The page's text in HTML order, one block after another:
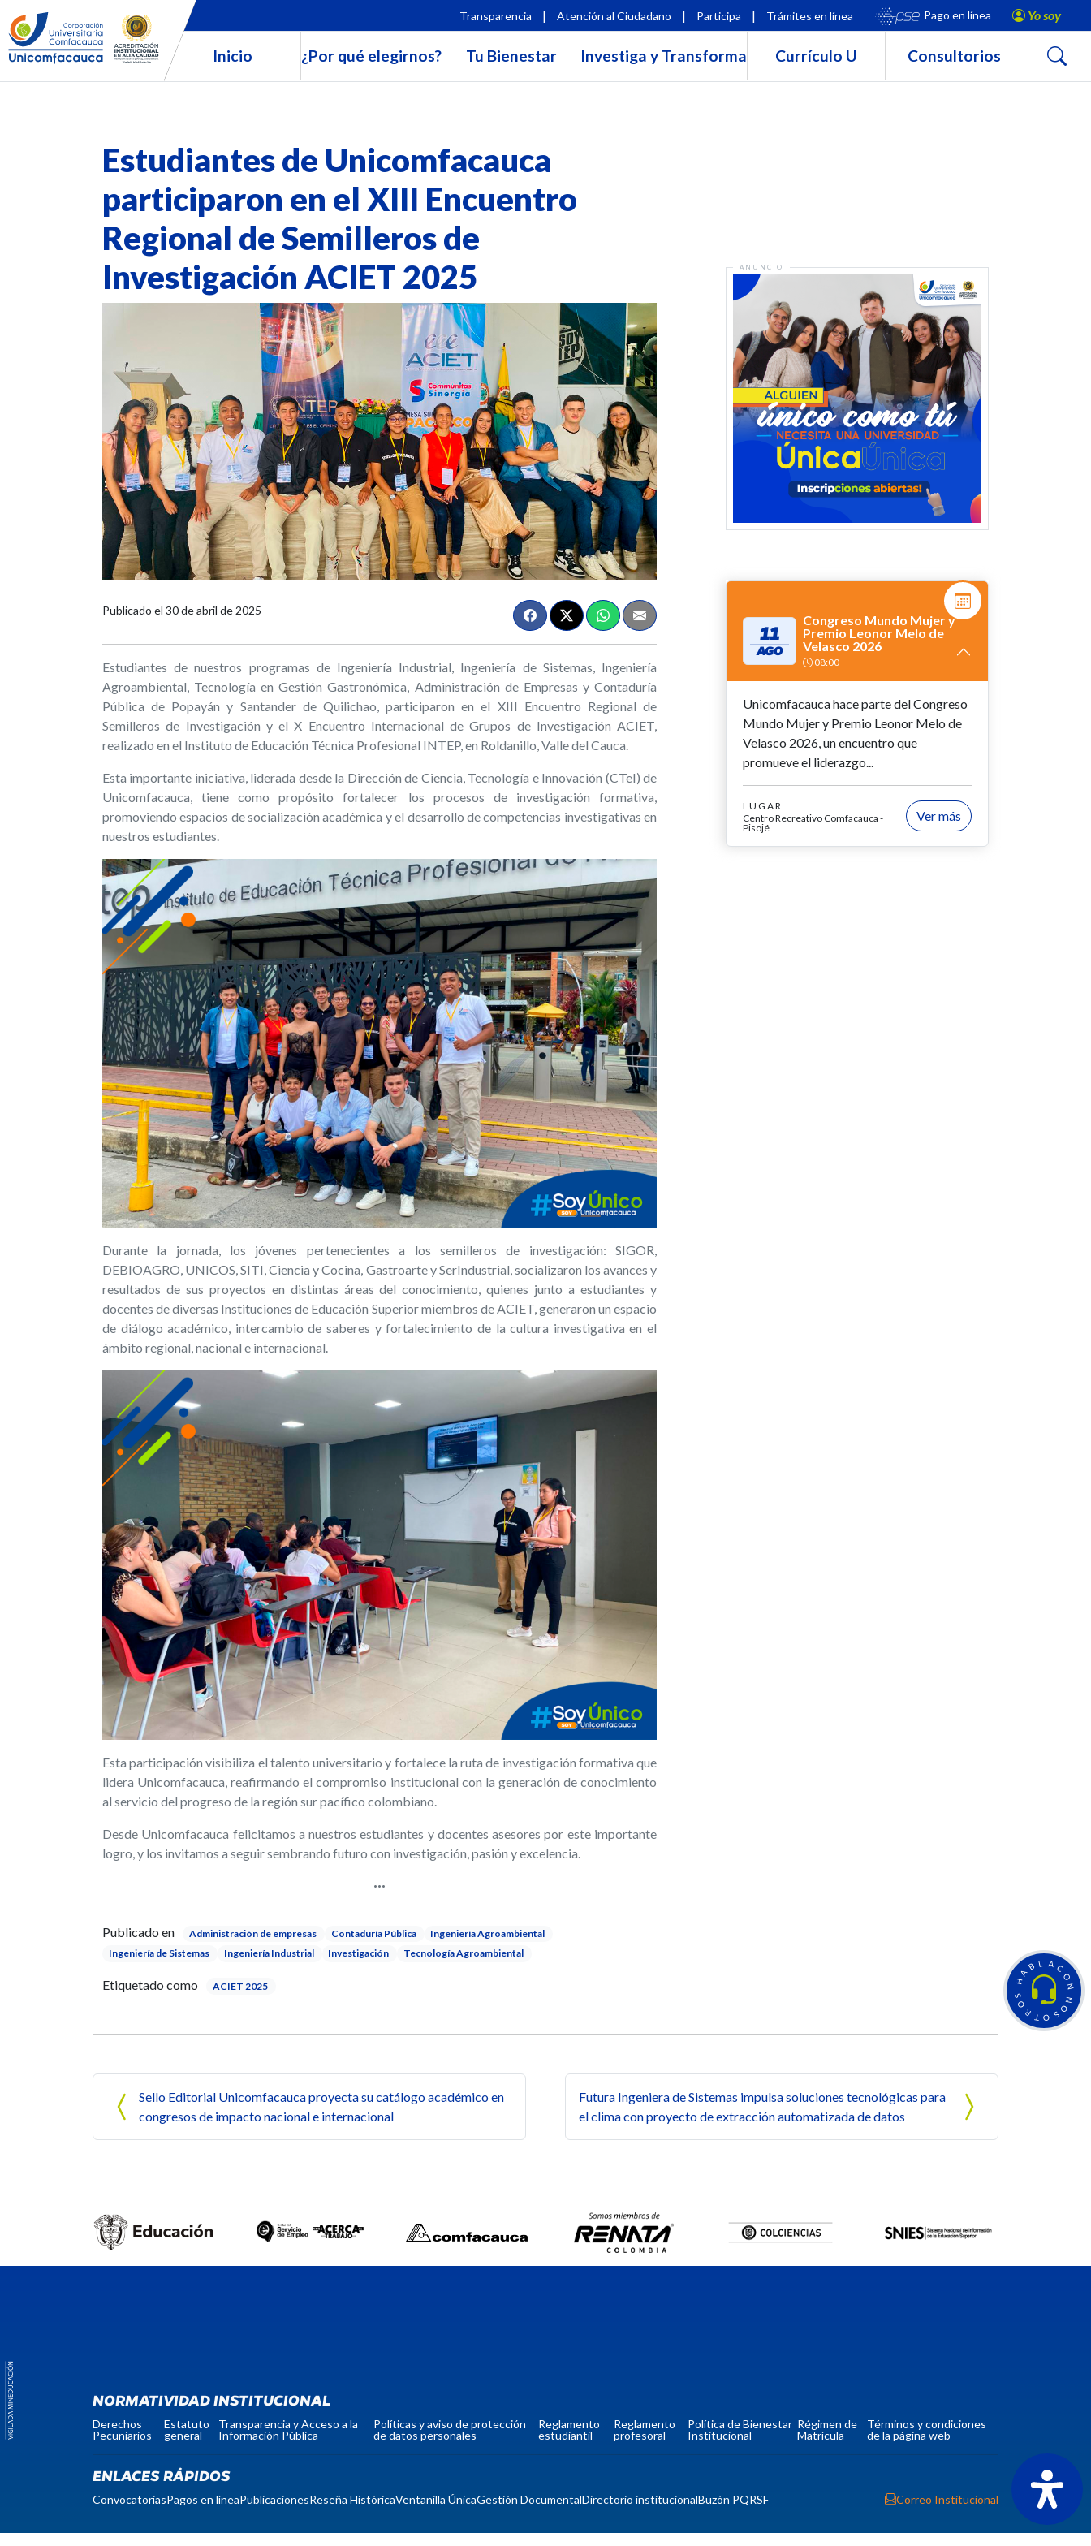
H
A
B L A C
O
N
N
O
S
O
T
R
O
S
Transparencia | Atención al Ciudadano | Participa | Trámites en línea Pago en línea Yo soy
Inicio ¿Por qué elegirnos? Tu Bienestar Investiga y Transforma Currículo U Consultorios Buscar
Estudiantes de Unicomfacauca
participaron en el XIII Encuentro
Regional de Semilleros de
Investigación ACIET 2025
Publicado el 30 de abril de 2025
Estudiantes de nuestros programas de Ingeniería Industrial, Ingeniería de Sistemas, Ingeniería
Agroambiental, Tecnología en Gestión Gastronómica, Administración de Empresas y Contaduría
Pública de Popayán y Santander de Quilichao, participaron en el XIII Encuentro Regional de
Semilleros de Investigación y el X Encuentro Internacional de Grupos de Investigación ACIET,
realizado en el Instituto de Educación Técnica Profesional INTEP, en Roldanillo, Valle del Cauca.
Esta importante iniciativa, liderada desde la Dirección de Ciencia, Tecnología e Innovación (CTeI) de
Unicomfacauca, tiene como propósito fortalecer los procesos de investigación formativa,
promoviendo espacios de socialización académica y el desarrollo de competencias investigativas en
nuestros estudiantes.
Durante la jornada, los jóvenes pertenecientes a los semilleros de investigación: SIGOR,
DEBIOAGRO, UNICOS, SITI, Ciencia y Cocina, Gastroarte y SerIndustrial, socializaron los avances y
resultados de sus proyectos en distintas áreas del conocimiento, quienes junto a estudiantes y
docentes de diversas Instituciones de Educación Superior miembros de ACIET, generaron un espacio
de diálogo académico, intercambio de saberes y fortalecimiento de la cultura investigativa en el
ámbito regional, nacional e internacional.
Esta participación visibiliza el talento universitario y fortalece la ruta de investigación formativa que
lidera Unicomfacauca, reafirmando el compromiso institucional con la generación de conocimiento
al servicio del progreso de la región sur pacífico colombiano.
Desde Unicomfacauca felicitamos a nuestros estudiantes y docentes asesores por este importante
logro, y los invitamos a seguir sembrando futuro con investigación, pasión y excelencia.
Publicado en Administración de empresas Contaduría Pública
Ingeniería Agroambiental
Ingeniería de Sistemas
Ingeniería Industrial Investigación Tecnología Agroambiental
Etiquetado como ACIET 2025
11
AGO
Congreso Mundo Mujer y
Premio Leonor Melo de
Velasco 2026
08:00
Unicomfacauca hace parte del Congreso
Mundo Mujer y Premio Leonor Melo de
Velasco 2026, un encuentro que
promueve el liderazgo...
LUGAR
Centro Recreativo Comfacauca -
Pisojé
Ver más
Navegación de entradas
Sello Editorial Unicomfacauca proyecta su catálogo académico en
congresos de impacto nacional e internacional
Futura Ingeniera de Sistemas impulsa soluciones tecnológicas para
el clima con proyecto de extracción automatizada de datos
NORMATIVIDAD INSTITUCIONAL
Derechos
Pecuniarios
Estatuto
general
Transparencia y Acceso a la
Información Pública
Políticas y aviso de protección
de datos personales
Reglamento
estudiantil
Reglamento
profesoral
Política de Bienestar
Institucional
Régimen de
Matrícula
Términos y condiciones
de la página web
ENLACES RÁPIDOS
ConvocatoriasPagos en líneaPublicacionesReseña HistóricaVentanilla ÚnicaGestión DocumentalDirectorio institucionalBuzón PQRSF Correo Institucional